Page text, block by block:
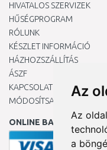
Az
Az
a
HIVATALOS SZERVIZEK
HŰSÉGPROGRAM
RÓLUNK
KÉSZLET INFORMÁCIÓ
HÁZHOZSZÁLLÍTÁS
ÁSZF
KAPCSOLAT
MÓDOSÍTSA A COOKIE-
ONLINE